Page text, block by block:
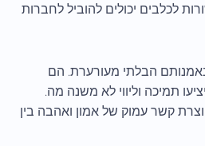
לכלבים יכולים להוביל לחברות
הבלתי מעורערת. הם
תמיכה וליווי לא משנה מה.
קשר עמוק של אמון ואהבה בין